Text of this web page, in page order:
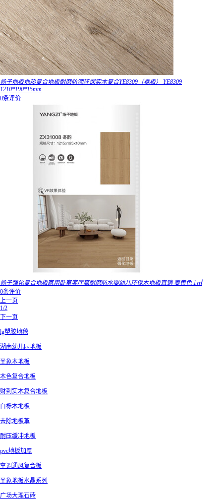
扬子地板地热复合地板耐磨防潮环保实木复合YE8309（裸板） YE8309
1210*190*15mm
0条评价
扬子强化复合地板家用卧室客厅高耐磨防水婴幼儿环保木地板直销 姜黄色 1㎡
0条评价
上一页
1/2
下一页
lg塑胶地毯
湖南幼儿园地板
圣象木地板
木色复合地板
财到实木复合地板
白栎木地板
去除地板革
耐压缓冲地板
pvc地板加厚
空调通风复合板
圣象地板水晶系列
广场大理石砖